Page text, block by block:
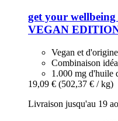
get your
VEGAN
Vegan et
Combinaison
1.000 mg d'huile
19,09 € (502,37 € / kg)
Livraison jusqu'au 19